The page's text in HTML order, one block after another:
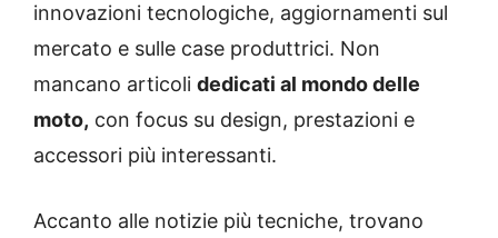
innovazioni tecnologiche, aggiornamenti sul
mercato e sulle case produttrici. Non
mancano articoli dedicati al mondo delle
moto, con focus su design, prestazioni e
accessori più interessanti.
Accanto alle notizie più tecniche, trovano